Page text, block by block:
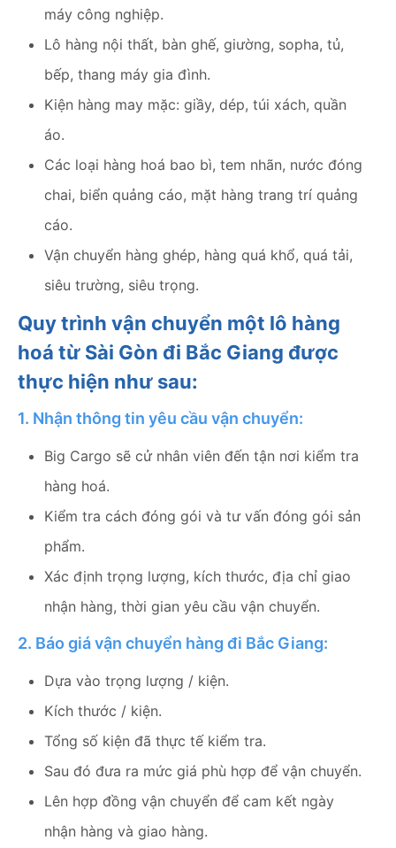
máy công nghiệp.
Lô hàng nội thất, bàn ghế, giường, sopha, tủ,
bếp, thang máy gia đình.
Kiện hàng may mặc: giầy, dép, túi xách, quần
áo.
Các loại hàng hoá bao bì, tem nhãn, nước đóng
chai, biển quảng cáo, mặt hàng trang trí quảng
cáo.
Vận chuyển hàng ghép, hàng quá khổ, quá tải,
siêu trường, siêu trọng.
Quy trình vận chuyển một lô hàng
hoá từ Sài Gòn đi Bắc Giang được
thực hiện như sau:
1. Nhận thông tin yêu cầu vận chuyển:
Big Cargo sẽ cử nhân viên đến tận nơi kiểm tra
hàng hoá.
Kiểm tra cách đóng gói và tư vấn đóng gói sản
phẩm.
Xác định trọng lượng, kích thước, địa chỉ giao
nhận hàng, thời gian yêu cầu vận chuyển.
2. Báo giá vận chuyển hàng đi Bắc Giang:
Dựa vào trọng lượng / kiện.
Kích thước / kiện.
Tổng số kiện đã thực tế kiểm tra.
Sau đó đưa ra mức giá phù hợp để vận chuyển.
Lên hợp đồng vận chuyển để cam kết ngày
nhận hàng và giao hàng.